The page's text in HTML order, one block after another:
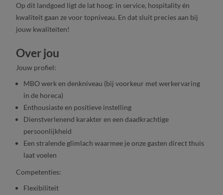
Op dit landgoed ligt de lat hoog: in service, hospitality én
kwaliteit gaan ze voor topniveau. En dat sluit precies aan bij
jouw kwaliteiten!
Over jou
Jouw profiel:
MBO werk en denkniveau (bij voorkeur met werkervaring
in de horeca)
Enthousiaste en positieve instelling
Dienstverlenend karakter en een daadkrachtige
persoonlijkheid
Een stralende glimlach waarmee je onze gasten direct thuis
laat voelen
Competenties:
Flexibiliteit